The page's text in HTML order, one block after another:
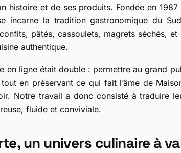
histoire et de ses produits. Fondée en
incarne la tradition gastronomique du
pâtés, cassoulets, magrets séchés,
authentique.
en ligne était double : permettre au grand
en préservant ce qui fait l’âme de
Notre travail a donc consisté à traduire
fluide et conviviale.
un univers culinaire à